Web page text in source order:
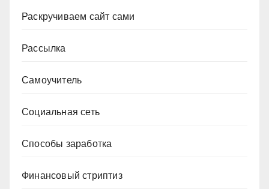
Раскручиваем сайт сами
Рассылка
Самоучитель
Социальная сеть
Способы заработка
Финансовый стриптиз